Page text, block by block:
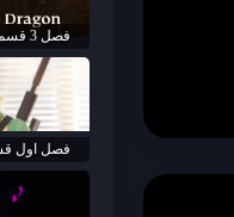
فصل 3 قسمت 7 نسخه دوبله فارسی اضافه شد
فصل اول قسمت 1 و 2 زیرنویس